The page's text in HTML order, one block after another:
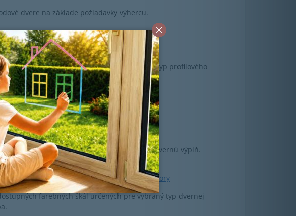
dvere na základe požiadavky výhercu.
(šírka x výška)
farebných škál určených pre tento typ profilového
PVC výplň, vzor si vyberá výherca
HPL dvernú výplň alebo jadro Izofix pre PVC dvernú výplň.
nájdete tu:http://www.gavaplast.sk/skla—vzory
farebných škál určených pre vybraný typ dvernej